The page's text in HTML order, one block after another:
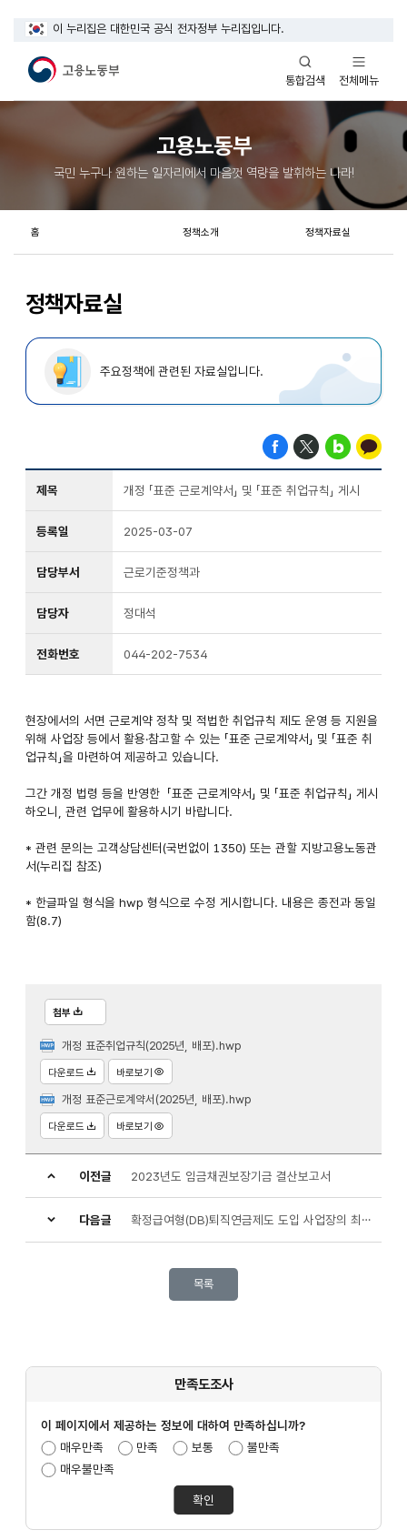
이 누리집은 대한민국 공식 전자정부 누리집입니다.
통합검색
열기
전체메뉴
열기
고용노동부
국민 누구나 원하는 일자리에서 마음껏 역량을 발휘하는 나라!
정책자료실
홈 정책소개 정책자료실
주요정책에 관련된 자료실입니다.
제목 개정 「표준 근로계약서」 및 「표준 취업규칙」 게시
등록일 2025-03-07
담당부서 근로기준정책과
담당자 정대석
전화번호 044-202-7534
현장에서의 서면 근로계약 정착 및 적법한 취업규칙 제도 운영 등 지원을
위해 사업장 등에서 활용·참고할 수 있는 「표준 근로계약서」 및 「표준 취
업규칙」을 마련하여 제공하고 있습니다.
그간 개정 법령 등을 반영한 「표준 근로계약서」 및 「표준 취업규칙」 게시
하오니, 관련 업무에 활용하시기 바랍니다.
* 관련 문의는 고객상담센터(국번없이 1350) 또는 관할 지방고용노동관
서(누리집 참조)
* 한글파일 형식을 hwp 형식으로 수정 게시합니다. 내용은 종전과 동일
함(8.7)
첨부
개정 표준취업규칙(2025년, 배포).hwp
다운로드 바로보기
개정 표준근로계약서(2025년, 배포).hwp
다운로드 바로보기
이전글 2023년도 임금채권보장기금 결산보고서
다음글 확정급여형(DB)퇴직연금제도 도입 사업장의 최소적립의무 및 자율시정기간 안내 리플렛 게시
목록
만족도조사
이 페이지에서 제공하는 정보에 대하여 만족하십니까?
만족도조사선택
매우만족 만족 보통
불만족
매우불만족